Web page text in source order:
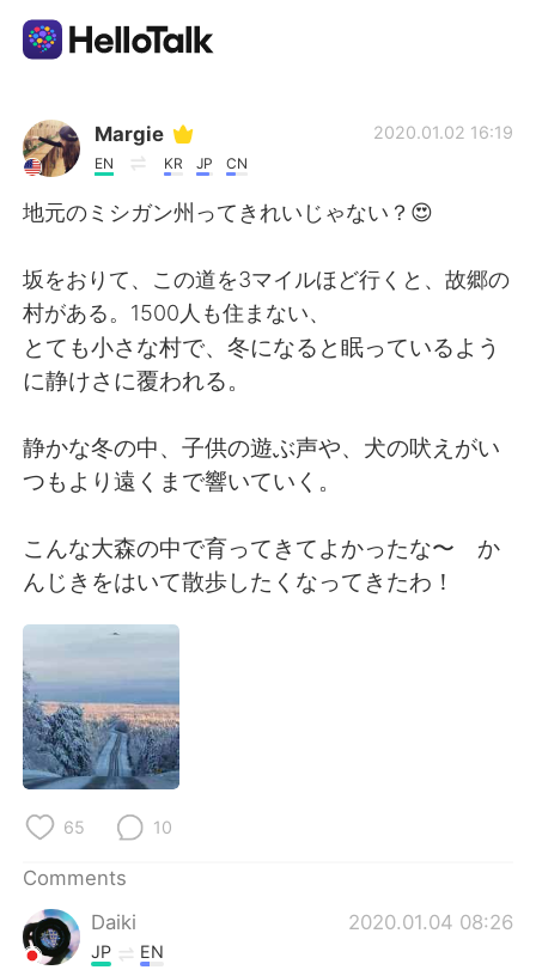
Language Exchange App
AI Grammar Checker
简体中文 繁體中文
Français Deutsch
日本語 한국어
Türkçe
Português
Margie
EN KR JP CN
2020.01.02 16:19
地元のミシガン州ってきれいじゃない？😍
坂をおりて、この道を3マイルほど行くと、故郷の
村がある。1500人も住まない、
とても小さな村で、冬になると眠っているよう
に静けさに覆われる。
静かな冬の中、子供の遊ぶ声や、犬の吠えがい
つもより遠くまで響いていく。
こんな大森の中で育ってきてよかったな〜 か
んじきをはいて散歩したくなってきたわ！
65 10
Comments
Daiki
2020.01.04 08:26
JP EN